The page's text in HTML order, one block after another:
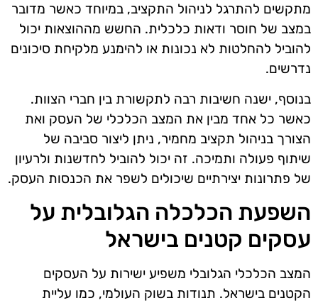
מתקשים להתרגל לניהול התקציב, במיוחד כאשר מדובר
במצב של חוסר ודאות כלכלית. החשש מההוצאות יכול
להוביל להחלטות לא נכונות או להימנע מלקיחת סיכונים
נדרשים.
בנוסף, ישנה חשיבות רבה לתקשורת בין חברי הצוות.
כאשר כל אחד מבין את המצב הכלכלי של העסק ואת
הצורך בניהול תקציב מחמיר, ניתן ליצור סביבה של
שיתוף פעולה ותמיכה. זה יכול להוביל לחדשנות ולרעיון
של פתרונות יצירתיים שיכולים לשפר את הכנסות העסק.
השפעת הכלכלה הגלובלית על
עסקים קטנים בישראל
המצב הכלכלי הגלובלי משפיע ישירות על העסקים
הקטנים בישראל. תנודות בשוק העולמי, כמו עליית